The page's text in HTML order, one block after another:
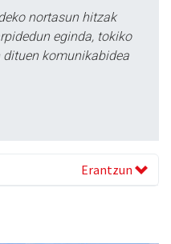
nortasun hitzak
eginda, tokiko
komunikabidea
Erantzun